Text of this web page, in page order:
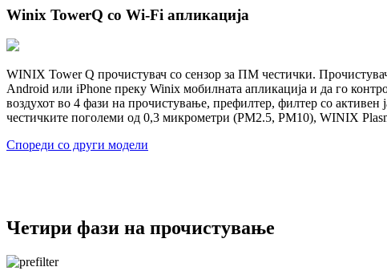
Winix TowerQ со Wi-Fi апликација
WINIX Tower Q прочистувач со сензор за ПМ честички.
Android или iPhone преку Winix мобилната апликација и да го
воздухот во 4 фази на прочистување, префилтер, филтер со
честичките поголеми од 0,3 микрометри (PM2.5, PM10), WINIX
Спореди со други модели
Четири фази на прочистување